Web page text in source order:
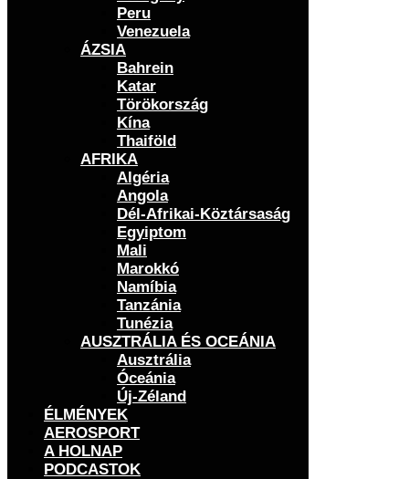
Peru
Venezuela
ÁZSIA
Bahrein
Katar
Törökország
Kína
Thaiföld
AFRIKA
Algéria
Angola
Dél-Afrikai-Köztársaság
Egyiptom
Mali
Marokkó
Namíbia
Tanzánia
Tunézia
AUSZTRÁLIA ÉS OCEÁNIA
Ausztrália
Óceánia
Új-Zéland
ÉLMÉNYEK
AEROSPORT
A HOLNAP
PODCASTOK